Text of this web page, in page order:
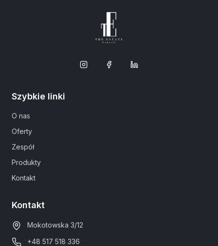
Szybkie linki
O nas
Oferty
Zespół
Produkty
Kontakt
Kontakt
Mokotowska 3/12
+48 517 518 336